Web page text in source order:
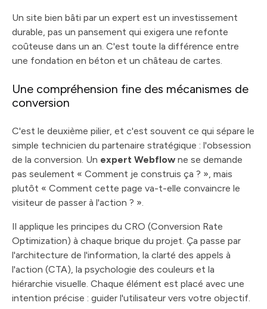
Un site bien bâti par un expert est un investissement
durable, pas un pansement qui exigera une refonte
coûteuse dans un an. C'est toute la différence entre
une fondation en béton et un château de cartes.
Une compréhension fine des mécanismes de
conversion
C'est le deuxième pilier, et c'est souvent ce qui sépare le
simple technicien du partenaire stratégique : l'obsession
de la conversion. Un expert Webflow ne se demande
pas seulement « Comment je construis ça ? », mais
plutôt « Comment cette page va-t-elle convaincre le
visiteur de passer à l'action ? ».
Il applique les principes du CRO (Conversion Rate
Optimization) à chaque brique du projet. Ça passe par
l'architecture de l'information, la clarté des appels à
l'action (CTA), la psychologie des couleurs et la
hiérarchie visuelle. Chaque élément est placé avec une
intention précise : guider l'utilisateur vers votre objectif.